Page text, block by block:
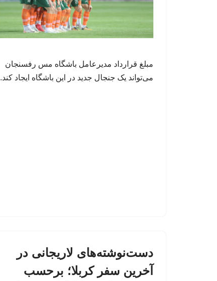
مبلغ قرارداد مدیرعامل باشگاه مس رفسنجان
می‌تواند یک جنجال جدید در این باشگاه ایجاد کند.
دست‌نوشته‌های لاریجانی در
آخرین سفر کربلا؛ برحسب